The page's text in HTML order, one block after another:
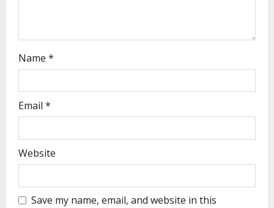
Name *
Email *
Website
Save my name, email, and website in this